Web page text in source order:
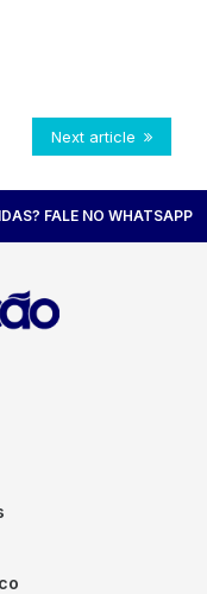
Next article
FALE NO WHATSAPP